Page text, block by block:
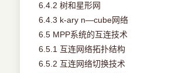
6.4.2 树和星形网
6.4.3 k-ary n—cube网络
6.5 MPP系统的互连技术
6.5.1 互连网络拓扑结构
6.5.2 互连网络切换技术